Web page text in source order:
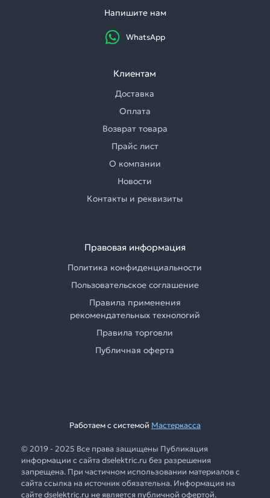
Напишите нам
WhatsApp
Клиентам
Доставка
Оплата
Возврат товара
Прайс лист
О компании
Новости
Контакты и реквизиты
Правовая информация
Политика конфиденциальности
Пользовательское соглашение
Правила применения
рекомендательных технологий
Правила торговли
Публичная оферта
Работаем с системой Мастеркасса
© 2019 - 2025 Все права защищены Публикация
информации с сайта dselektric.ru без разрешения
запрещена. При частичном использовании материалов с
сайта ссылка на источник обязательна. Информация на
сайте dselektric.ru не является публичной офертой.